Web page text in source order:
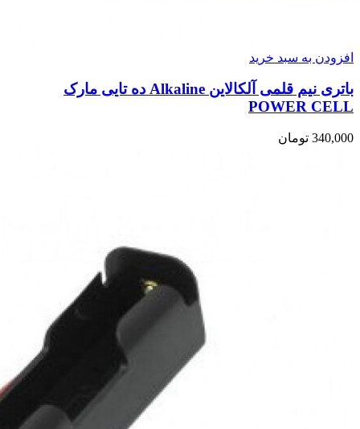
افزودن به سبد خرید
باتری نیم قلمی آلکالاین Alkaline ده تایی مارک
POWER CELL
340,000 تومان